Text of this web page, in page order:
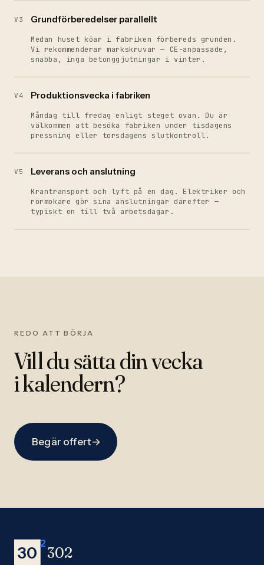
V3 Grundförberedelser parallellt
Medan huset köar i fabriken förbereds grunden.
Vi rekommenderar markskruvar — CE-anpassade,
snabba, inga betonggjutningar i vinter.
V4 Produktionsvecka i fabriken
Måndag till fredag enligt steget ovan. Du är
välkommen att besöka fabriken under tisdagens
pressning eller torsdagens slutkontroll.
V5 Leverans och anslutning
Krantransport och lyft på en dag. Elektriker och
rörmokare gör sina anslutningar därefter —
typiskt en till två arbetsdagar.
REDO ATT BÖRJA
Vill du sätta din vecka
i kalendern?
Begär offert→
30
2
302